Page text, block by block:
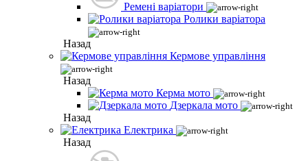
Ремені варіатори
Ролики варіатора
Назад
Кермове управління
Назад
Керма мото
Дзеркала мото
Назад
Електрика
Назад